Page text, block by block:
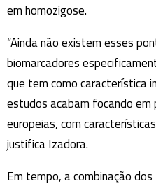
em homozigose.
“Ainda não existem esses
biomarcadores
que tem como característica
estudos acabam focando em
europeias, com
justifica Izadora.
Em tempo, a combinação